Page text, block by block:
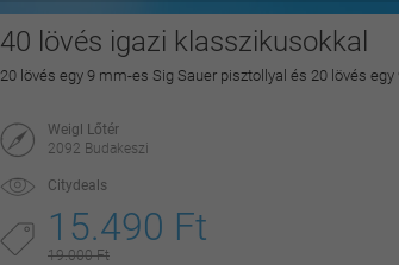
40 lövés igazi klasszikusokkal
20 lövés egy 9 mm-es Sig Sauer pisztollyal és 20 lövés
Weigl Lőtér
2092 Budakeszi
Citydeals
15.490 Ft
19.000 Ft